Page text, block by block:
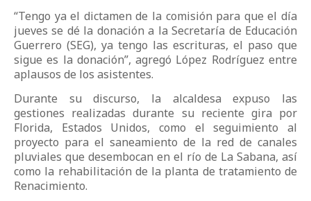
“Tengo ya el dictamen de la comisión para que el día
jueves se dé la donación a la Secretaría de Educación
Guerrero (SEG), ya tengo las escrituras, el paso que
sigue es la donación”, agregó López Rodríguez entre
aplausos de los asistentes.
Durante su discurso, la alcaldesa expuso las
gestiones realizadas durante su reciente gira por
Florida, Estados Unidos, como el seguimiento al
proyecto para el saneamiento de la red de canales
pluviales que desembocan en el río de La Sabana, así
como la rehabilitación de la planta de tratamiento de
Renacimiento.